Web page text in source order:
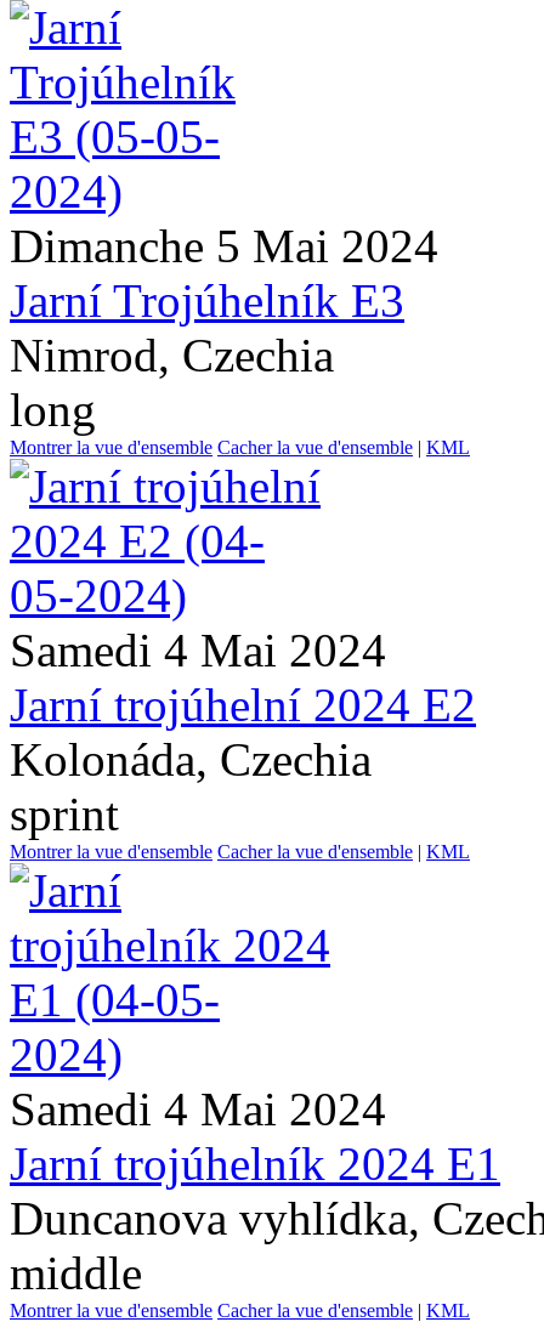
Dimanche 5 Mai 2024
Jarní Trojúhelník E3
Nimrod, Czechia
long
Montrer la vue d'ensemble Cacher la vue d'ensemble | KML
Samedi 4 Mai 2024
Jarní trojúhelní 2024 E2
Kolonáda, Czechia
sprint
Montrer la vue d'ensemble Cacher la vue d'ensemble | KML
Samedi 4 Mai 2024
Jarní trojúhelník 2024 E1
Duncanova vyhlídka,
middle
Montrer la vue d'ensemble Cacher la vue d'ensemble | KML